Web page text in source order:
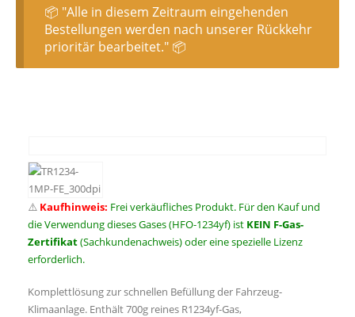
📦 "Alle in diesem Zeitraum eingehenden
Bestellungen werden nach unserer Rückkehr
prioritär bearbeitet." 📦
⚠️ Kaufhinweis: Frei verkäufliches Produkt. Für den Kauf und
die Verwendung dieses Gases (HFO-1234yf) ist KEIN F-Gas-
Zertifikat(Sachkundenachweis) oder eine spezielle Lizenz
erforderlich.
Komplettlösung zur schnellen Befüllung der Fahrzeug-
Klimaanlage. Enthält 700g reines R1234yf-Gas,